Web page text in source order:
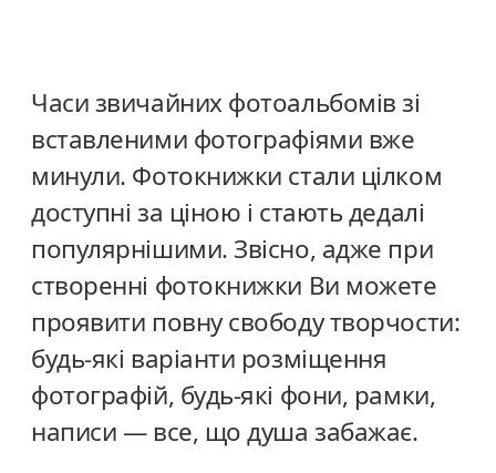
Часи звичайних фотоальбомів зі
вставленими фотографіями вже
минули. Фотокнижки стали цілком
доступні за ціною і стають дедалі
популярнішими. Звісно, адже при
створенні фотокнижки Ви можете
проявити повну свободу творчости:
будь-які варіанти розміщення
фотографій, будь-які фони, рамки,
написи — все, що душа забажає.